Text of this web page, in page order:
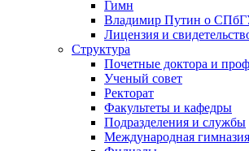
Гимн
Владимир Путин о
Лицензия и
Структура
Почетные доктора и
Ученый совет
Ректорат
Факультеты и кафедры
Подразделения и службы
Международная